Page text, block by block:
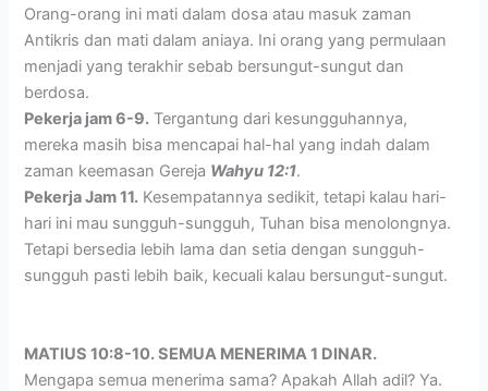
Orang-orang ini mati dalam dosa atau masuk zaman
Antikris dan mati dalam aniaya. Ini orang yang permulaan
menjadi yang terakhir sebab bersungut-sungut dan
berdosa.
Pekerja jam 6-9. Tergantung dari kesungguhannya,
mereka masih bisa mencapai hal-hal yang indah dalam
zaman keemasan Gereja Wahyu 12:1.
Pekerja Jam 11. Kesempatannya sedikit, tetapi kalau hari-
hari ini mau sungguh-sungguh, Tuhan bisa menolongnya.
Tetapi bersedia lebih lama dan setia dengan sungguh-
sungguh pasti lebih baik, kecuali kalau bersungut-sungut.
MATIUS 10:8-10. SEMUA MENERIMA 1 DINAR.
Mengapa semua menerima sama? Apakah Allah adil? Ya.